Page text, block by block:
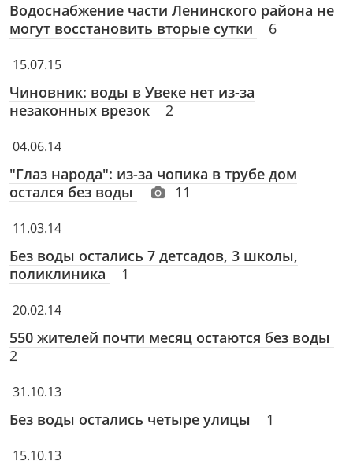
Водоснабжение части Ленинского района не
могут восстановить вторые сутки
6
15.07.15
Чиновник: воды в Увеке нет из-за
незаконных врезок
2
04.06.14
"Глаз народа": из-за чопика в трубе дом
остался без воды
11
11.03.14
Без воды остались 7 детсадов, 3 школы,
поликлиника
1
20.02.14
550 жителей почти месяц остаются без воды
2
31.10.13
Без воды остались четыре улицы 1
15.10.13